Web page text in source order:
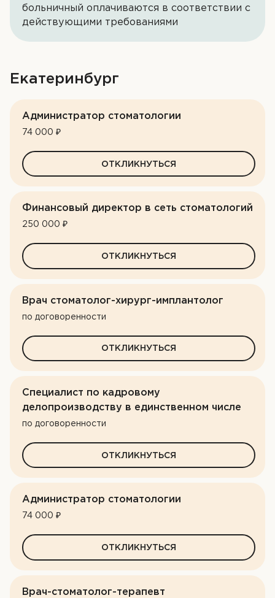
больничный оплачиваются в соответствии с
действующими требованиями
Екатеринбург
Администратор стоматологии
74 000 ₽
ОТКЛИКНУТЬСЯ
Финансовый директор в сеть стоматологий
250 000 ₽
ОТКЛИКНУТЬСЯ
Врач стоматолог-хирург-имплантолог
по договоренности
ОТКЛИКНУТЬСЯ
Специалист по кадровому
делопроизводству в единственном числе
по договоренности
ОТКЛИКНУТЬСЯ
Администратор стоматологии
74 000 ₽
ОТКЛИКНУТЬСЯ
Врач-стоматолог-терапевт